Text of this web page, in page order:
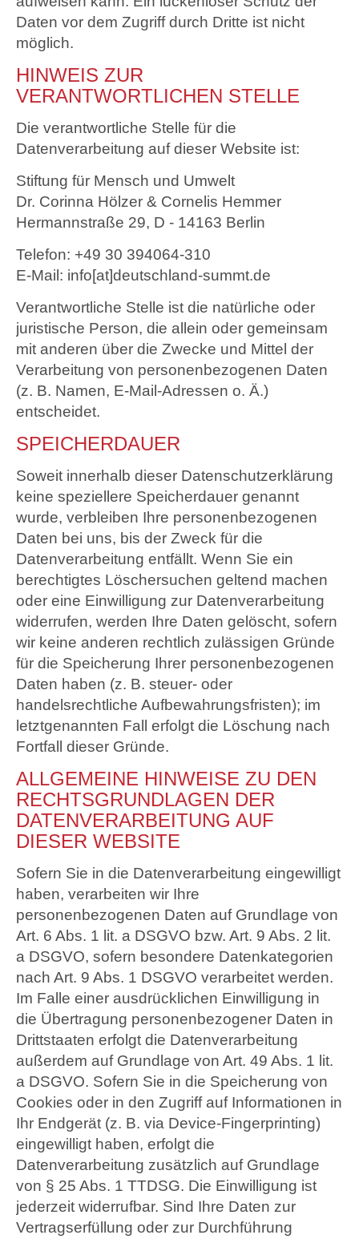
Daten vor dem Zugriff durch Dritte ist nicht
möglich.
HINWEIS ZUR
VERANTWORTLICHEN STELLE
Die verantwortliche Stelle für die
Datenverarbeitung auf dieser Website ist:
Stiftung für Mensch und Umwelt
Dr. Corinna Hölzer & Cornelis Hemmer
Hermannstraße 29, D - 14163 Berlin
Telefon: +49 30 394064-310
E-Mail: info[at]deutschland-summt.de
Verantwortliche Stelle ist die natürliche oder
juristische Person, die allein oder gemeinsam
mit anderen über die Zwecke und Mittel der
Verarbeitung von personenbezogenen Daten
(z. B. Namen, E-Mail-Adressen o. Ä.)
entscheidet.
SPEICHERDAUER
Soweit innerhalb dieser Datenschutzerklärung
keine speziellere Speicherdauer genannt
wurde, verbleiben Ihre personenbezogenen
Daten bei uns, bis der Zweck für die
Datenverarbeitung entfällt. Wenn Sie ein
berechtigtes Löschersuchen geltend machen
oder eine Einwilligung zur Datenverarbeitung
widerrufen, werden Ihre Daten gelöscht, sofern
wir keine anderen rechtlich zulässigen Gründe
für die Speicherung Ihrer personenbezogenen
Daten haben (z. B. steuer- oder
handelsrechtliche Aufbewahrungsfristen); im
letztgenannten Fall erfolgt die Löschung nach
Fortfall dieser Gründe.
ALLGEMEINE HINWEISE ZU DEN
RECHTSGRUNDLAGEN DER
DATENVERARBEITUNG AUF
DIESER WEBSITE
Sofern Sie in die Datenverarbeitung eingewilligt
haben, verarbeiten wir Ihre
personenbezogenen Daten auf Grundlage von
Art. 6 Abs. 1 lit. a DSGVO bzw. Art. 9 Abs. 2 lit.
a DSGVO, sofern besondere Datenkategorien
nach Art. 9 Abs. 1 DSGVO verarbeitet werden.
Im Falle einer ausdrücklichen Einwilligung in
die Übertragung personenbezogener Daten in
Drittstaaten erfolgt die Datenverarbeitung
außerdem auf Grundlage von Art. 49 Abs. 1 lit.
a DSGVO. Sofern Sie in die Speicherung von
Cookies oder in den Zugriff auf Informationen in
Ihr Endgerät (z. B. via Device-Fingerprinting)
eingewilligt haben, erfolgt die
Datenverarbeitung zusätzlich auf Grundlage
von § 25 Abs. 1 TTDSG. Die Einwilligung ist
jederzeit widerrufbar. Sind Ihre Daten zur
Vertragserfüllung oder zur Durchführung